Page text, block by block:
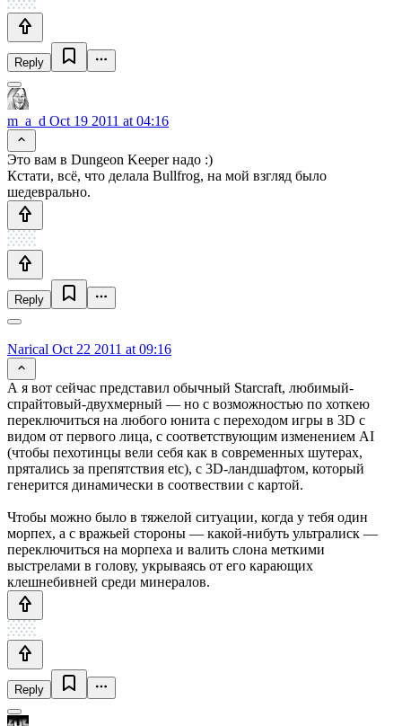
Reply
m_a_d Oct 19 2011 at 04:16
Это вам в Dungeon Keeper надо :)
Кстати, всё, что делала Bullfrog, на мой взгляд было
шедеврально.
Reply
Narical Oct 22 2011 at 09:16
А я вот сейчас представил обычный Starcraft, любимый-
спрайтовый-двухмерный — но с возможностью по хоткею
переключиться на любого юнита с переходом игры в 3D с
видом от первого лица, с соответствующим изменением AI
(чтобы пехотинцы вели себя как в современных шутерах,
прятались за препятствия etc), с 3D-ландшафтом, который
генерится динамически в соотвествии с картой.
Чтобы можно было в тяжелой ситуации, когда у тебя один
морпех, а с вражьей стороны — какой-нибуть ультралиск —
переключиться на морпеха и валить слона меткими
выстрелами в голову, укрываясь от его карающих
клешнебивней среди минералов.
Reply